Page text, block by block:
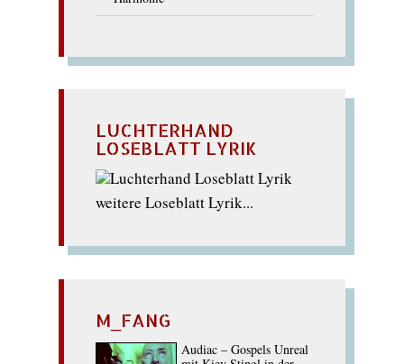
LUCHTERHAND
LOSEBLATT LYRIK
weitere Loseblatt Lyrik...
M_FANG
Audiac – Gospels Unreal